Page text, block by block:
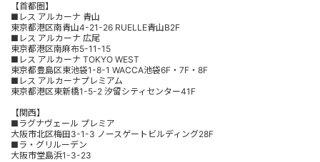
【首都圏】
■レス アルカーナ 青山
東京都港区南青山4-21-26 RUELLE青山B2F
■レス アルカーナ 広尾
東京都港区南麻布5-11-15
■レス アルカーナ TOKYO WEST
東京都豊島区東池袋1-8-1 WACCA池袋6F・7F・8F
■レス アルカーナプレミアム
東京都港区東新橋1-5-2 汐留シティセンター41F
【関西】
■ラグナヴェール プレミア
大阪市北区梅田3-1-3 ノースゲートビルディング28F
■ラ・グリルーデン
大阪市堂島浜1-3-23